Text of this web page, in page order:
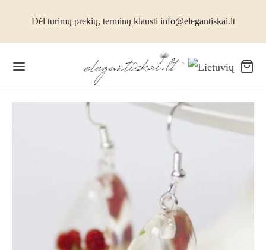
Dėl turimų prekių, terminų klausti info@elegantiskai.lt